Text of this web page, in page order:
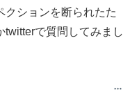
クションを断られたた
で質問してみまし